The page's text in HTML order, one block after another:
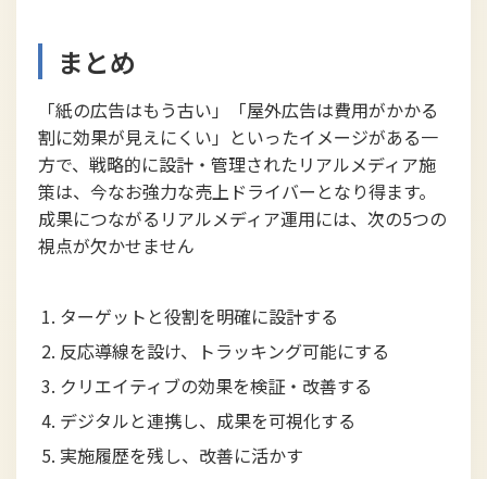
まとめ
「紙の広告はもう古い」「屋外広告は費用がかかる
割に効果が見えにくい」といったイメージがある一
方で、戦略的に設計・管理されたリアルメディア施
策は、今なお強力な売上ドライバーとなり得ます。
成果につながるリアルメディア運用には、次の5つの
視点が欠かせません
ターゲットと役割を明確に設計する
反応導線を設け、トラッキング可能にする
クリエイティブの効果を検証・改善する
デジタルと連携し、成果を可視化する
実施履歴を残し、改善に活かす